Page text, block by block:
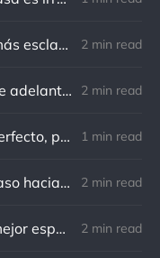
Von Goethe: Nadie está más esclavizado que aquellos que falsamente creen que son libres. 2 min read
Charles F. Kettering: Sigue adelante, y es probable que tropieces con algo, tal vez cuando menos lo esperes. Nunca he escuchado hablar de alguien algu 2 min read
Gandhi: Jesús es puro y perfecto, pero vosotros los cristianos no sois como él. 1 min read
Richard Cecil: El primer paso hacia el conocimiento es saber que somos ignorantes. 2 min read
Peter Nivio Zarlenga: El mejor espejo es un viejo amigo. 2 min read